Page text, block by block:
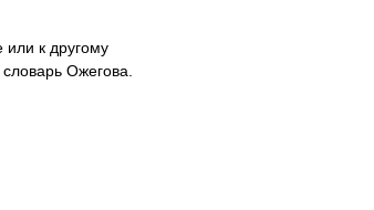
к другому
Ожегова.